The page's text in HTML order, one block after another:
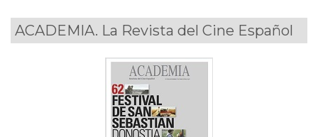
ACADEMIA. La Revista del Cine Español